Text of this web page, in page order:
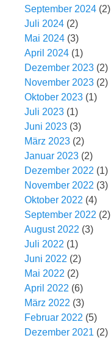
September 2024 (2)
Juli 2024 (2)
Mai 2024 (3)
April 2024 (1)
Dezember 2023 (2)
November 2023 (2)
Oktober 2023 (1)
Juli 2023 (1)
Juni 2023 (3)
März 2023 (2)
Januar 2023 (2)
Dezember 2022 (1)
November 2022 (3)
Oktober 2022 (4)
September 2022 (2)
August 2022 (3)
Juli 2022 (1)
Juni 2022 (2)
Mai 2022 (2)
April 2022 (6)
März 2022 (3)
Februar 2022 (5)
Dezember 2021 (2)